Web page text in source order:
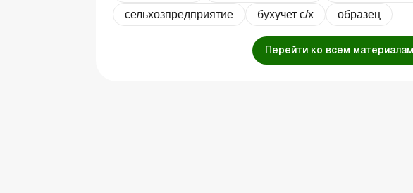
сельхозпредприятие
бухучет с/х образец
Перейти ко всем материалам